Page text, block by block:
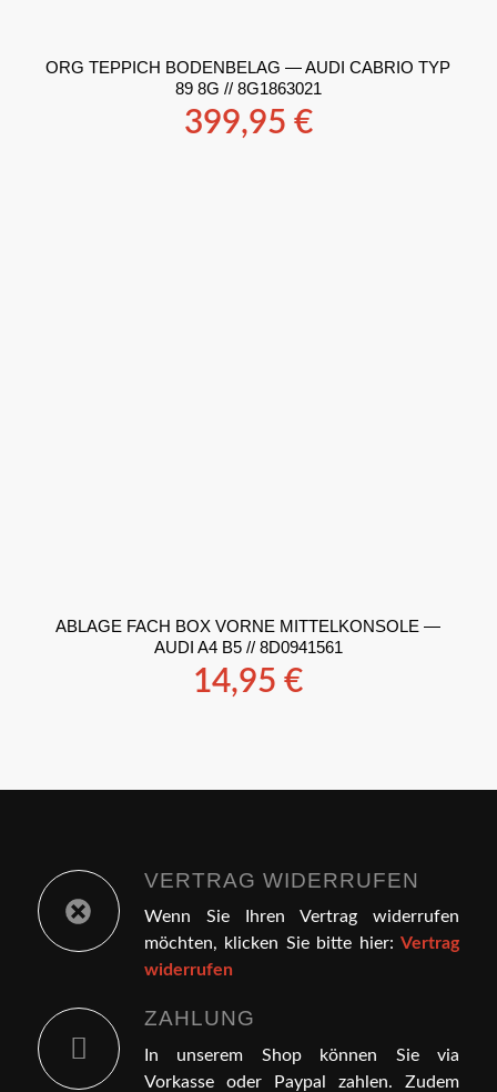
ORG TEPPICH BODENBELAG — AUDI CABRIO TYP
89 8G // 8G1863021
399,95 €
ABLAGE FACH BOX VORNE MITTELKONSOLE —
AUDI A4 B5 // 8D0941561
14,95€
VERTRAG WIDERRUFEN
Wenn Sie Ihren Vertrag widerrufen
möchten, klicken Sie bitte hier:Vertrag
widerrufen
ZAHLUNG
In unserem Shop können Sie via
Vorkasse oder Paypal zahlen. Zudem